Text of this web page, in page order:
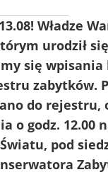
Władze
urodził
się
zabytków.
do rejestru,
o godz. 12.00
pod